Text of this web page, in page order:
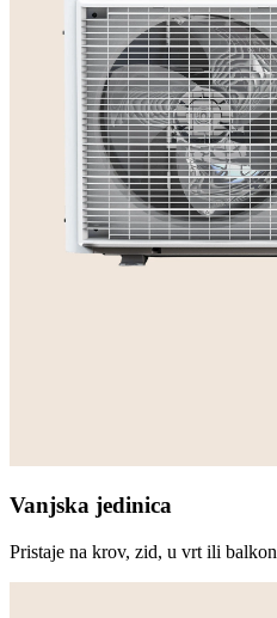
Vanjska jedinica
Pristaje na krov, zid, u vrt ili balkon